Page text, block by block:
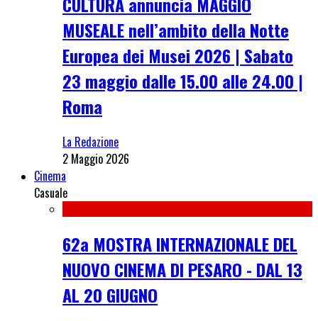
MUSEALE nell’ambito della Notte
Europea dei Musei 2026 | Sabato
23 maggio dalle 15.00 alle 24.00 |
Roma
La Redazione
2 Maggio 2026
Cinema
Casuale
62a MOSTRA INTERNAZIONALE DEL
NUOVO CINEMA DI PESARO - DAL 13
AL 20 GIUGNO